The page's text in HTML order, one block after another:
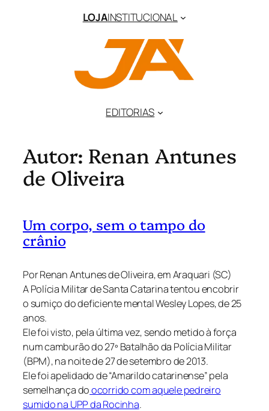
LOJAINSTITUCIONAL
EDITORIAS
Autor: Renan Antunes
de Oliveira
Um corpo, sem o tampo do
crânio
Por Renan Antunes de Oliveira, em Araquari (SC)
A Polícia Militar de Santa Catarina tentou encobrir
o sumiço do deficiente mental Wesley Lopes, de 25
anos.
Ele foi visto, pela última vez, sendo metido à força
num camburão do 27º Batalhão da Polícia Militar
(BPM), na noite de 27 de setembro de 2013.
Ele foi apelidado de “Amarildo catarinense” pela
semelhança doocorrido com aquele pedreiro
sumido na UPP da Rocinha.